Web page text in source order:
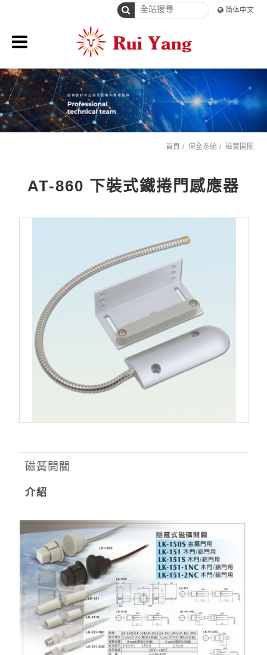
简体中文
首頁 保全系統 磁簧開關
AT-860 下裝式鐵捲門感應器
磁簧開關
介紹